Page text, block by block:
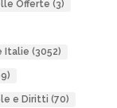
Offerte (3)
Italie (3052)
e Diritti (70)